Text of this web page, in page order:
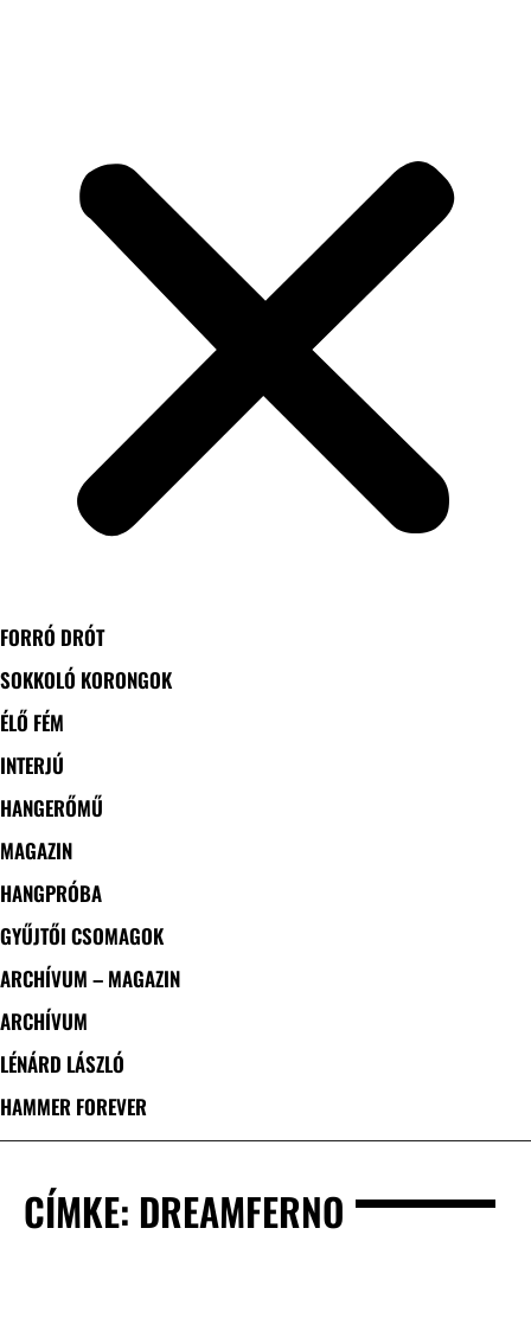
FORRÓ DRÓT
SOKKOLÓ KORONGOK
ÉLŐ FÉM
INTERJÚ
HANGERŐMŰ
MAGAZIN
HANGPRÓBA
GYŰJTŐI CSOMAGOK
ARCHÍVUM – MAGAZIN
ARCHÍVUM
LÉNÁRD LÁSZLÓ
HAMMER FOREVER
CÍMKE: DREAMFERNO